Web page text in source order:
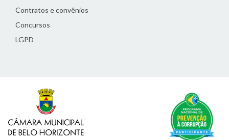
Contratos e convênios
Concursos
LGPD